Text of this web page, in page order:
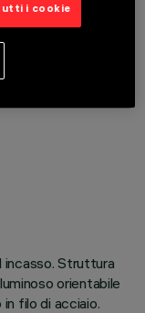
incasso. Struttura
orientabile
filo di acciaio.
i cookie